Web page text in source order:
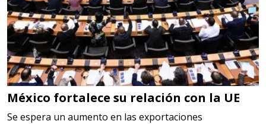
HERRAMIENTAS DE CORTE
Especificaciones:
HSS, CON RECUBRIMIENTO,
CARBURO, RIMAS, ENDMILLS,
BROCAS, LIMAS, ETC
Aplicar al Requerimiento
México fortalece su relación con la UE
Se espera un aumento en las exportaciones